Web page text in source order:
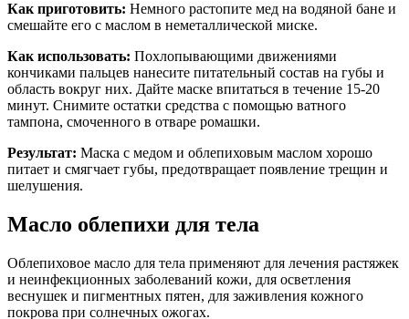
Как приготовить: Немного растопите мед на водяной бане и
смешайте его с маслом в неметаллической миске.
Как использовать: Похлопывающими движениями
кончиками пальцев нанесите питательный состав на губы и
область вокруг них. Дайте маске впитаться в течение 15-20
минут. Снимите остатки средства с помощью ватного
тампона, смоченного в отваре ромашки.
Результат: Маска с медом и облепиховым маслом хорошо
питает и смягчает губы, предотвращает появление трещин и
шелушения.
Масло облепихи для тела
Облепиховое масло для тела применяют для лечения растяжек
и неинфекционных заболеваний кожи, для осветления
веснушек и пигментных пятен, для заживления кожного
покрова при солнечных ожогах.